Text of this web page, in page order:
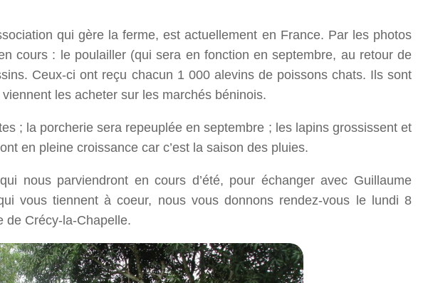
qui gère la ferme, est actuellement en France. Par les photos
cours : le poulailler (qui sera en fonction en septembre, au retour de
Ceux-ci ont reçu chacun 1 000 alevins de poissons chats. Ils sont
les acheter sur les marchés béninois.
; la porcherie sera repeuplée en septembre ; les lapins grossissent et
en pleine croissance car c’est la saison des pluies.
nous parviendront en cours d’été, pour échanger avec Guillaume
vous tiennent à coeur, nous vous donnons rendez-vous le lundi 8
de Crécy-la-Chapelle.